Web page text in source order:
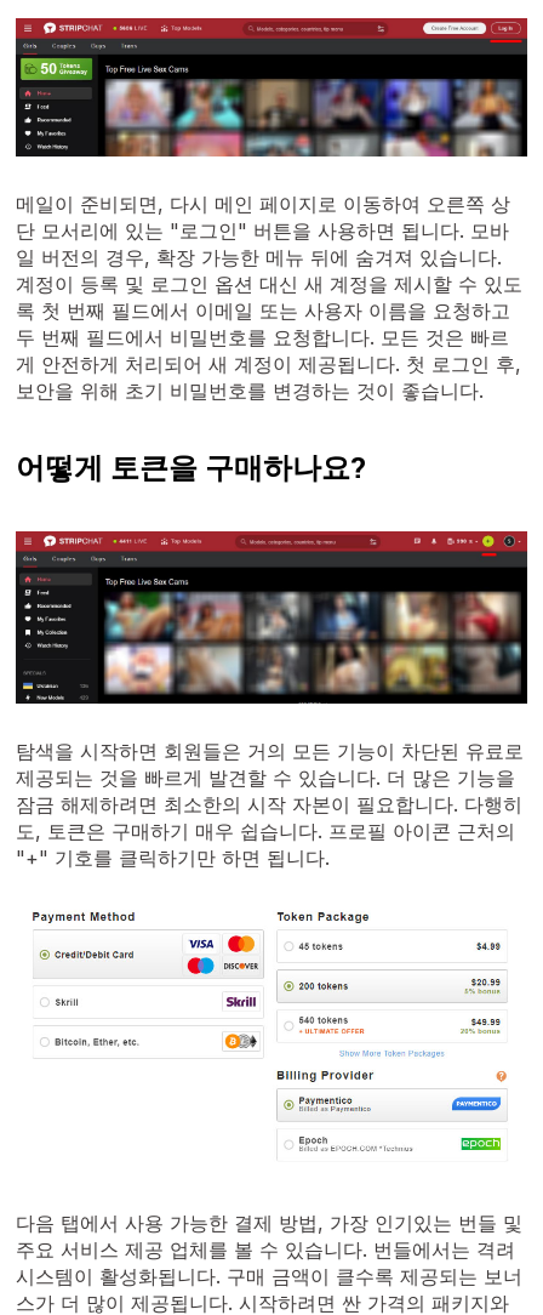
메일이 준비되면, 다시 메인 페이지로 이동하여 오른쪽 상
단 모서리에 있는 "로그인" 버튼을 사용하면 됩니다. 모바
일 버전의 경우, 확장 가능한 메뉴 뒤에 숨겨져 있습니다.
계정이 등록 및 로그인 옵션 대신 새 계정을 제시할 수 있도
록 첫 번째 필드에서 이메일 또는 사용자 이름을 요청하고
두 번째 필드에서 비밀번호를 요청합니다. 모든 것은 빠르
게 안전하게 처리되어 새 계정이 제공됩니다. 첫 로그인 후,
보안을 위해 초기 비밀번호를 변경하는 것이 좋습니다.
어떻게 토큰을 구매하나요?
탐색을 시작하면 회원들은 거의 모든 기능이 차단된 유료로
제공되는 것을 빠르게 발견할 수 있습니다. 더 많은 기능을
잠금 해제하려면 최소한의 시작 자본이 필요합니다. 다행히
도, 토큰은 구매하기 매우 쉽습니다. 프로필 아이콘 근처의
"+" 기호를 클릭하기만 하면 됩니다.
다음 탭에서 사용 가능한 결제 방법, 가장 인기있는 번들 및
주요 서비스 제공 업체를 볼 수 있습니다. 번들에서는 격려
시스템이 활성화됩니다. 구매 금액이 클수록 제공되는 보너
스가 더 많이 제공됩니다. 시작하려면 싼 가격의 패키지와